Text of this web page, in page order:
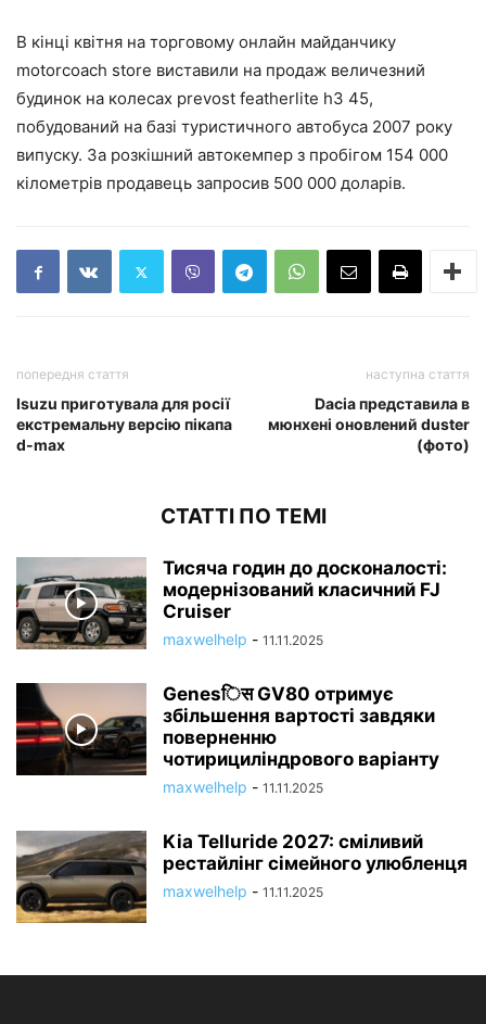
В кінці квітня на торговому онлайн майданчику
motorcoach store виставили на продаж величезний
будинок на колесах prevost featherlite h3 45,
побудований на базі туристичного автобуса 2007 року
випуску. За розкішний автокемпер з пробігом 154 000
кілометрів продавець запросив 500 000 доларів.
попередня стаття
Isuzu приготувала для росії
екстремальну версію пікапа
d-max
наступна стаття
Dacia представила в
мюнхені оновлений duster
(фото)
СТАТТІ ПО ТЕМІ
Тисяча годин до досконалості:
модернізований класичний FJ
Cruiser
maxwelhelp - 11.11.2025
Genesिस GV80 отримує
збільшення вартості завдяки
поверненню
чотирициліндрового варіанту
maxwelhelp - 11.11.2025
Kia Telluride 2027: сміливий
рестайлінг сімейного улюбленця
maxwelhelp - 11.11.2025